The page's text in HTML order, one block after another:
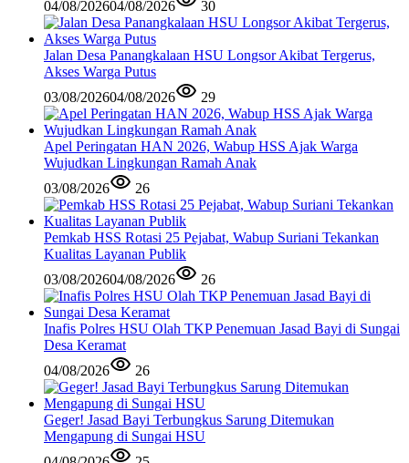
04/08/202604/08/2026 30
Jalan Desa Panangkalaan HSU Longsor Akibat Tergerus,
Akses Warga Putus
03/08/202604/08/2026 29
Apel Peringatan HAN 2026, Wabup HSS Ajak Warga
Wujudkan Lingkungan Ramah Anak
03/08/2026
26
Pemkab HSS Rotasi 25 Pejabat, Wabup Suriani Tekankan
Kualitas Layanan Publik
03/08/202604/08/2026 26
Inafis Polres HSU Olah TKP Penemuan Jasad Bayi di Sungai
Desa Keramat
04/08/2026
26
Geger! Jasad Bayi Terbungkus Sarung Ditemukan
Mengapung di Sungai HSU